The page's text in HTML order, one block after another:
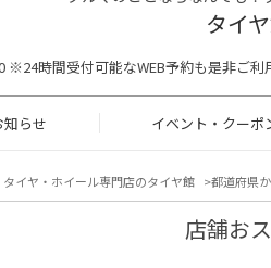
タイ
※24時間受付可能なWEB予約も是非ご利
知らせ イベント・クーポ
タイヤ・ホイール専門店のタイヤ館 都道府県
店舗お